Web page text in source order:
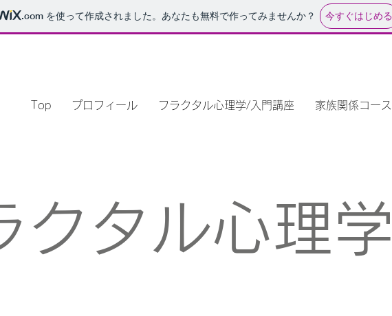
.com を使って作成されました。あなたも無料で作ってみませんか？ 今すぐはじめる
Top プロフィール フラクタル心理学/入門講座 家族関係コース
クタル心理学